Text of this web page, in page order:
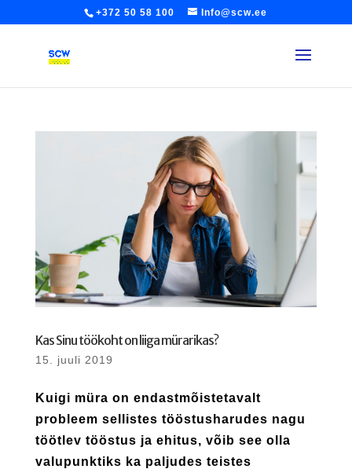
+372 50 58 100 Info@scw.ee
Kas Sinu töökoht on liiga mürarikas?
15. juuli 2019
Kuigi müra on endastmõistetavalt
probleem sellistes tööstusharudes nagu
töötlev tööstus ja ehitus, võib see olla
valupunktiks ka paljudes teistes